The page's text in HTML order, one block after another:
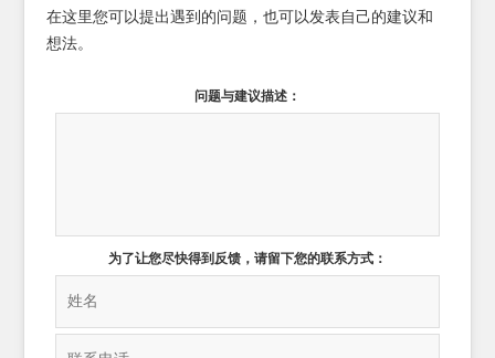
在这里您可以提出遇到的问题，也可以发表自己的建议和
想法。
问题与建议描述：
为了让您尽快得到反馈，请留下您的联系方式：